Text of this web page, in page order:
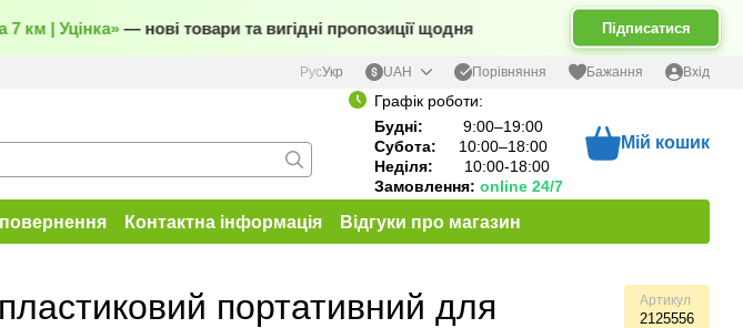
км | Уцінка»— нові товари та вигідні пропозиції щодня Підписатися
РусУкр UAH Порівняння Бажання Вхід
Графік роботи:
Будні: 9:00–19:00
Субота: 10:00–18:00
Неділя: 10:00-18:00
Замовлення: online 24/7
Мій кошик
Контактна інформація
Відгуки про магазин
портативний для
Артикул
2125556